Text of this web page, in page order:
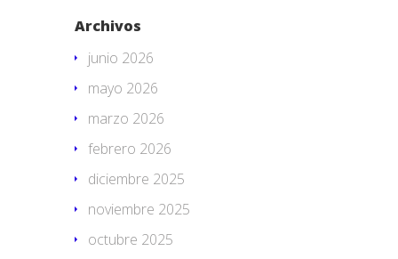
Archivos
junio 2026
mayo 2026
marzo 2026
febrero 2026
diciembre 2025
noviembre 2025
octubre 2025